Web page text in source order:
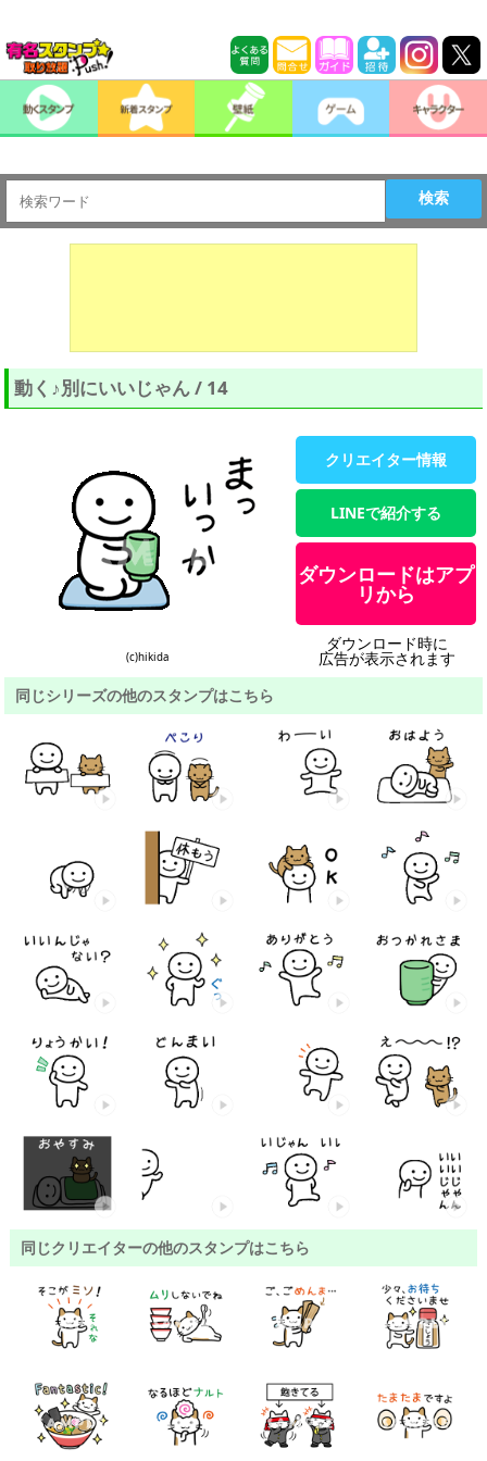
検索
動く♪別にいいじゃん / 14
(c)hikida
クリエイター情報
LINEで紹介する
ダウンロードはアプ
リから
ダウンロード時に
広告が表示されます
同じシリーズの他のスタンプはこちら
同じクリエイターの他のスタンプはこちら